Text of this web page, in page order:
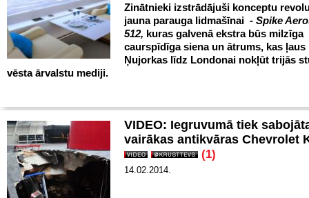
Zinātnieki izstrādājuši konceptu
jauna parauga lidmašīnai - Spike
512, kuras galvenā ekstra būs milzīga
caurspīdīga siena un ātrums, kas ļaus
Ņujorkas līdz Londonai nokļūt trijās
vēsta ārvalstu mediji.
VIDEO: Iegruvumā tiek
vairākas antikvāras Chevrolet
(1)
14.02.2014.